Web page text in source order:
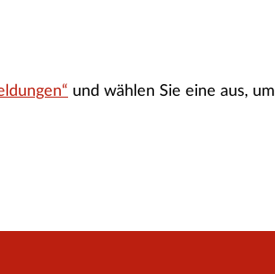
und wählen Sie eine aus, um